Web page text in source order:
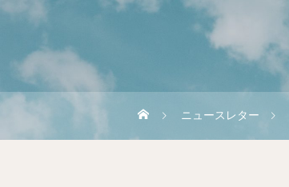
ニュースレター